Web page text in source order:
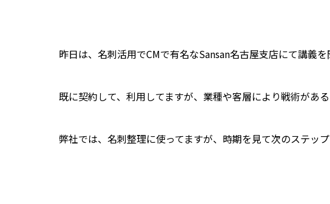
昨日は、名刺活用でCMで有名なSansan名古屋支店にて講義を
既に契約して、利用してますが、業種や客層により戦術がある
弊社では、名刺整理に使ってますが、時期を見て次のステップ